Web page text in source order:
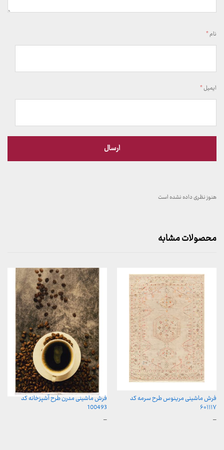
نام*
ایمیل*
هنوز نظری داده نشده است
محصولات مشابه
فرش ماشینی مرینوس طرح سرمه کد
۶۰۱۱۱۷
–محدوده
فرش ماشینی مدرن طرح آشپزخانه کد
100493
–محدوده